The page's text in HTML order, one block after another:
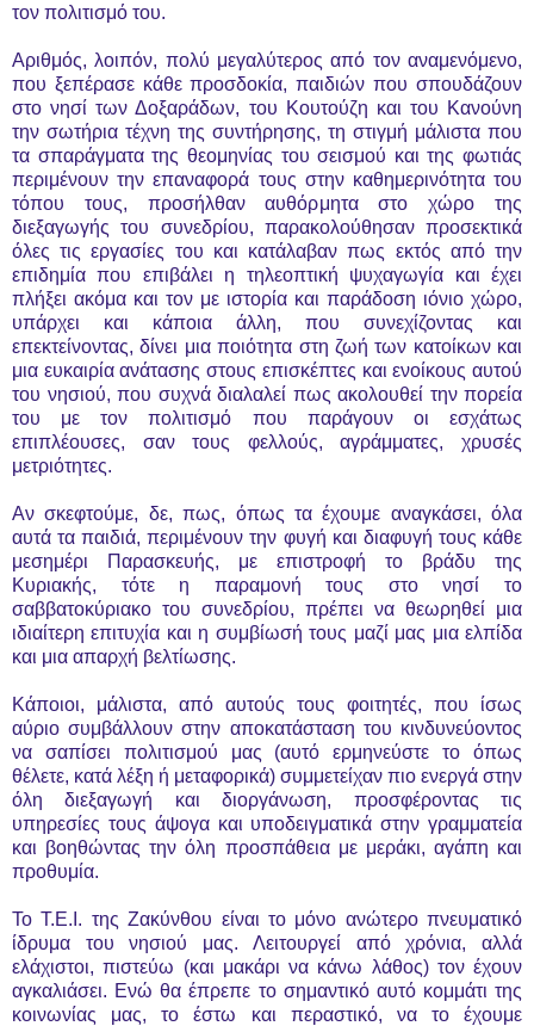
τον πολιτισμό του.
Αριθμός, λοιπόν, πολύ μεγαλύτερος από τον αναμενόμενο,
που ξεπέρασε κάθε προσδοκία, παιδιών που σπουδάζουν
στο νησί των Δοξαράδων, του Κουτούζη και του Κανούνη
την σωτήρια τέχνη της συντήρησης, τη στιγμή μάλιστα που
τα σπαράγματα της θεομηνίας του σεισμού και της φωτιάς
περιμένουν την επαναφορά τους στην καθημερινότητα του
τόπου τους, προσήλθαν αυθόρμητα στο χώρο της
διεξαγωγής του συνεδρίου, παρακολούθησαν προσεκτικά
όλες τις εργασίες του και κατάλαβαν πως εκτός από την
επιδημία που επιβάλει η τηλεοπτική ψυχαγωγία και έχει
πλήξει ακόμα και τον με ιστορία και παράδοση ιόνιο χώρο,
υπάρχει και κάποια άλλη, που συνεχίζοντας και
επεκτείνοντας, δίνει μια ποιότητα στη ζωή των κατοίκων και
μια ευκαιρία ανάτασης στους επισκέπτες και ενοίκους αυτού
του νησιού, που συχνά διαλαλεί πως ακολουθεί την πορεία
του με τον πολιτισμό που παράγουν οι εσχάτως
επιπλέουσες, σαν τους φελλούς, αγράμματες, χρυσές
μετριότητες.
Αν σκεφτούμε, δε, πως, όπως τα έχουμε αναγκάσει, όλα
αυτά τα παιδιά, περιμένουν την φυγή και διαφυγή τους κάθε
μεσημέρι Παρασκευής, με επιστροφή το βράδυ της
Κυριακής, τότε η παραμονή τους στο νησί το
σαββατοκύριακο του συνεδρίου, πρέπει να θεωρηθεί μια
ιδιαίτερη επιτυχία και η συμβίωσή τους μαζί μας μια ελπίδα
και μια απαρχή βελτίωσης.
Κάποιοι, μάλιστα, από αυτούς τους φοιτητές, που ίσως
αύριο συμβάλλουν στην αποκατάσταση του κινδυνεύοντος
να σαπίσει πολιτισμού μας (αυτό ερμηνεύστε το όπως
θέλετε, κατά λέξη ή μεταφορικά) συμμετείχαν πιο ενεργά στην
όλη διεξαγωγή και διοργάνωση, προσφέροντας τις
υπηρεσίες τους άψογα και υποδειγματικά στην γραμματεία
και βοηθώντας την όλη προσπάθεια με μεράκι, αγάπη και
προθυμία.
Το Τ.Ε.Ι. της Ζακύνθου είναι το μόνο ανώτερο πνευματικό
ίδρυμα του νησιού μας. Λειτουργεί από χρόνια, αλλά
ελάχιστοι, πιστεύω (και μακάρι να κάνω λάθος) τον έχουν
αγκαλιάσει. Ενώ θα έπρεπε το σημαντικό αυτό κομμάτι της
κοινωνίας μας, το έστω και περαστικό, να το έχουμε